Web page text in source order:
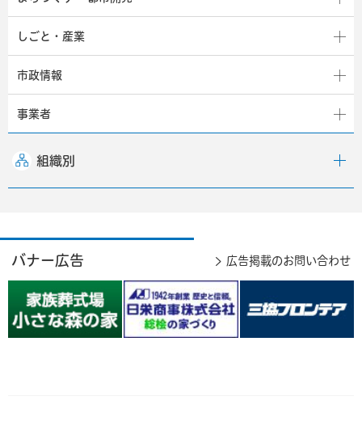
しごと・産業
市政情報
事業者
組織別
バナー広告 広告掲載のお問い合わせ